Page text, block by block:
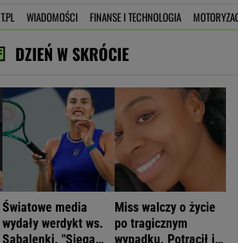
WIADOMOŚCI FINANSE I TECHNOLOGIA
DZIEŃ W SKRÓCIE
Światowe media
wydały werdykt ws.
Sabalenki. "Sięga
Miss walczy o życie
po tragicznym
wypadku. Potrącił ją